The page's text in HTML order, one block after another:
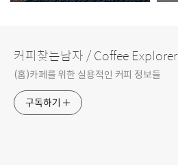
커피찾는남자 / Coffee Explorer
(홈)카페를 위한 실용적인 커피 정보들
구독하기